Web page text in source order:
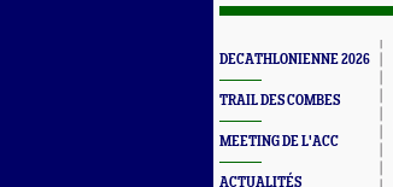
DECATHLONIENNE 2026
TRAIL DES COMBES
MEETING DE L'ACC
ACTUALITÉS